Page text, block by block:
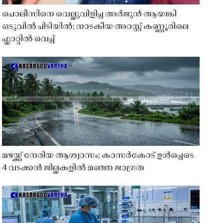
പൊലീസിനെ വെല്ലുവിളിച്ച അർജുൻ ആയങ്കി
ഒടുവിൽ പിടിയിൽ; നാടകീയ അറസ്റ്റ് കണ്ണൂരിലെ
ഫ്ലാറ്റിൽ വെച്ച്
മഴയ്ക്ക് നേരിയ ആശ്വാസം; കാസർകോട് ഉൾപ്പെടെ
4 വടക്കൻ ജില്ലകളിൽ മഞ്ഞ ജാഗ്രത